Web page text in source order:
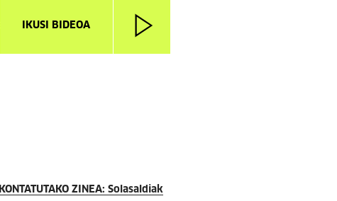
IKUSI BIDEOA
KONTATUTAKO ZINEA: Solasaldiak